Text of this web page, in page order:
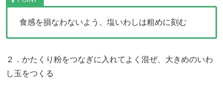
食感を損なわないよう、塩いわしは粗めに刻む
２．かたくり粉をつなぎに入れてよく混ぜ、大きめのいわ
し玉をつくる